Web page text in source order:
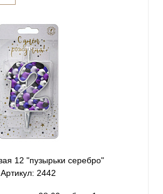
свеча тортовая 12 "пузырьки серебро"
Артикул: 2442